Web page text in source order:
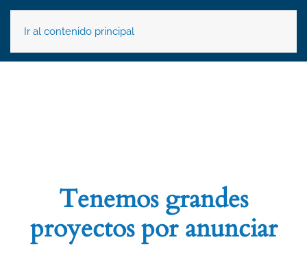
Ir al contenido principal
Tenemos grandes
proyectos por anunciar